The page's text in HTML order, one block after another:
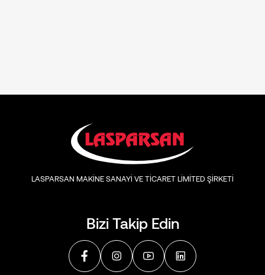
Bizi Takip Edin
LASPARSAN MAKİNE SANAYİ VE TİCARET LİMİTED ŞİRKETİ